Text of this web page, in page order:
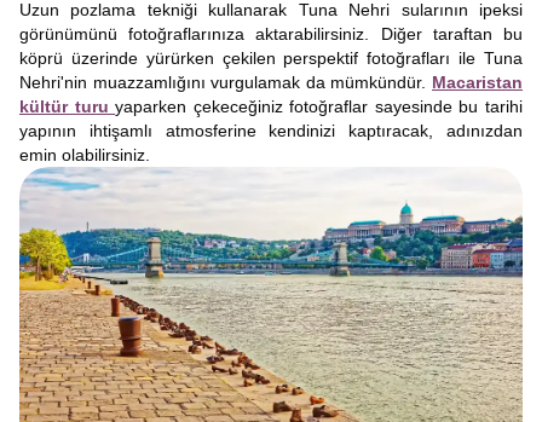
Uzun pozlama tekniği kullanarak Tuna Nehri sularının ipeksi
görünümünü fotoğraflarınıza aktarabilirsiniz. Diğer taraftan bu
köprü üzerinde yürürken çekilen perspektif fotoğrafları ile Tuna
Nehri'nin muazzamlığını vurgulamak da mümkündür. Macaristan
kültür turuyaparken çekeceğiniz fotoğraflar sayesinde bu tarihi
yapının ihtişamlı atmosferine kendinizi kaptıracak, adınızdan
emin olabilirsiniz.